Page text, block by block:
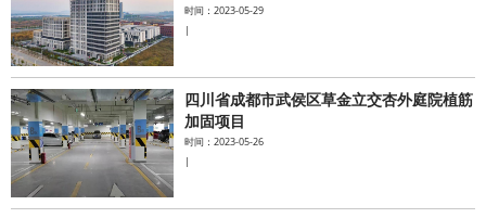
时间：2023-05-29
|
四川省成都市武侯区草金立交杏外庭院植筋
加固项目
时间：2023-05-26
|